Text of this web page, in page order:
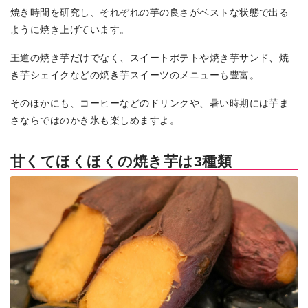
焼き時間を研究し、それぞれの芋の良さがベストな状態で出る
ように焼き上げています。
王道の焼き芋だけでなく、スイートポテトや焼き芋サンド、焼
き芋シェイクなどの焼き芋スイーツのメニューも豊富。
そのほかにも、コーヒーなどのドリンクや、暑い時期には芋ま
さならではのかき氷も楽しめますよ。
甘くてほくほくの焼き芋は3種類